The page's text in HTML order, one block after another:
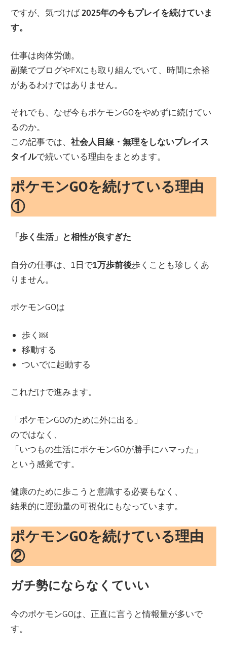
ですが、気づけば2025年の今もプレイを続けていま
す。
仕事は肉体労働。
副業でブログやFXにも取り組んでいて、時間に余裕
があるわけではありません。
それでも、なぜ今もポケモンGOをやめずに続けてい
るのか。
この記事では、社会人目線・無理をしないプレイス
タイルで続いている理由をまとめます。
ポケモンGOを続けている理由
①
「歩く生活」と相性が良すぎた
自分の仕事は、1日で1万歩前後歩くことも珍しくあ
りません。
ポケモンGOは
歩く￼
移動する
ついでに起動する
これだけで進みます。
「ポケモンGOのために外に出る」
のではなく、
「いつもの生活にポケモンGOが勝手にハマった」
という感覚です。
健康のために歩こうと意識する必要もなく、
結果的に運動量の可視化にもなっています。
ポケモンGOを続けている理由
②
ガチ勢にならなくていい
今のポケモンGOは、正直に言うと情報量が多いで
す。